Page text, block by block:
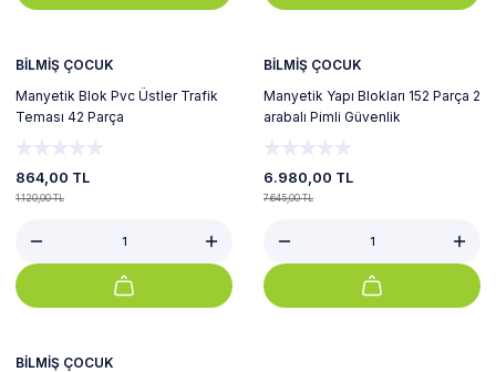
BİLMİŞ ÇOCUK
Manyetik Blok Pvc Üstler Trafik
Teması 42 Parça
864,00 TL
1.120,00 TL
Yeni
BİLMİŞ ÇOCUK
Manyetik Yapı Blokları 152 Parça 2
arabalı Pimli Güvenlik
6.980,00 TL
7.645,00 TL
Yeni
BİLMİŞ ÇOCUK